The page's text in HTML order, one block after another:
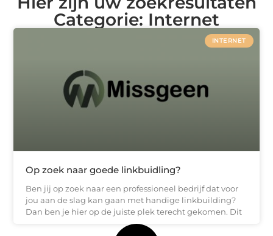
Categorie: Internet
INTERNET
Op zoek naar goede linkbuidling?
Ben jij op zoek naar een professioneel bedrijf dat voor
jou aan de slag kan gaan met handige linkbuilding?
Dan ben je hier op de juiste plek terecht gekomen. Dit